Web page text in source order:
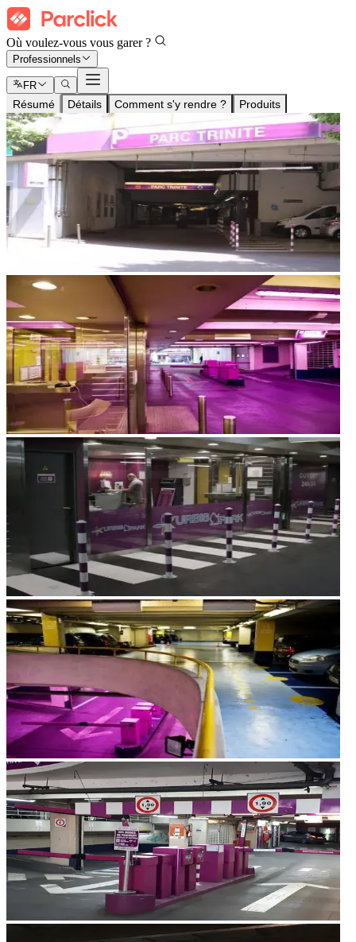
Où voulez-vous vous garer ?
Professionnels
FR
Résumé Détails Comment s'y rendre ? Produits